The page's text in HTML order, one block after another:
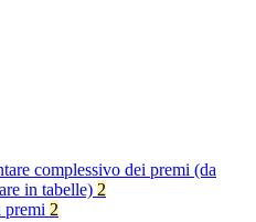
complessivo dei premi (da
in tabelle) 2
premi 2